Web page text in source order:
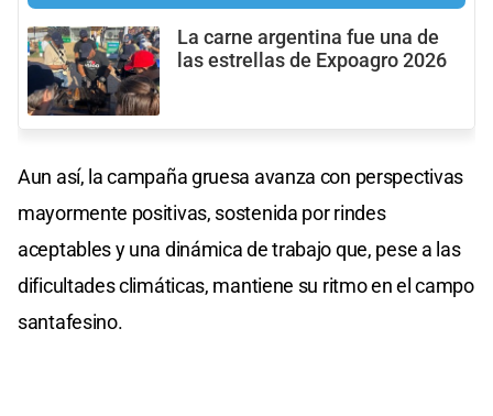
La carne argentina fue una de
las estrellas de Expoagro 2026
Aun así, la campaña gruesa avanza con perspectivas
mayormente positivas, sostenida por rindes
aceptables y una dinámica de trabajo que, pese a las
dificultades climáticas, mantiene su ritmo en el campo
santafesino.